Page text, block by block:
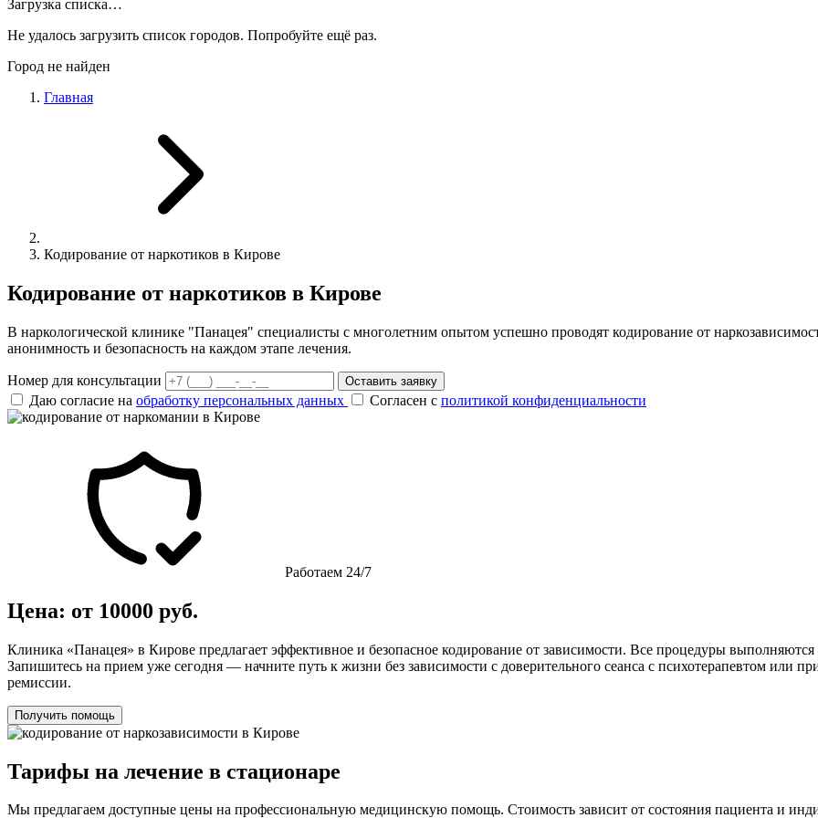
Загрузка списка…
Не удалось загрузить список городов. Попробуйте ещё раз.
Город не найден
Главная
Кодирование от наркотиков в Кирове
Кодирование от наркотиков в Кирове
В наркологической клинике "Панацея" специалисты с многолетним опытом успешно проводят кодирование от
анонимность и безопасность на каждом этапе лечения.
Номер для консультации Оставить заявку
Даю согласие на обработку персональных данных Согласен с политикой конфиденциальности
Работаем 24/7
Цена: от 10000 руб.
Клиника «Панацея» в Кирове предлагает эффективное и безопасное кодирование от зависимости. Все процедуры
Запишитесь на прием уже сегодня — начните путь к жизни без зависимости с доверительного сеанса с психотерапевтом или
ремиссии.
Получить помощь
Тарифы на лечение в стационаре
Мы предлагаем доступные цены на профессиональную медицинскую помощь. Стоимость зависит от состояния пациента и